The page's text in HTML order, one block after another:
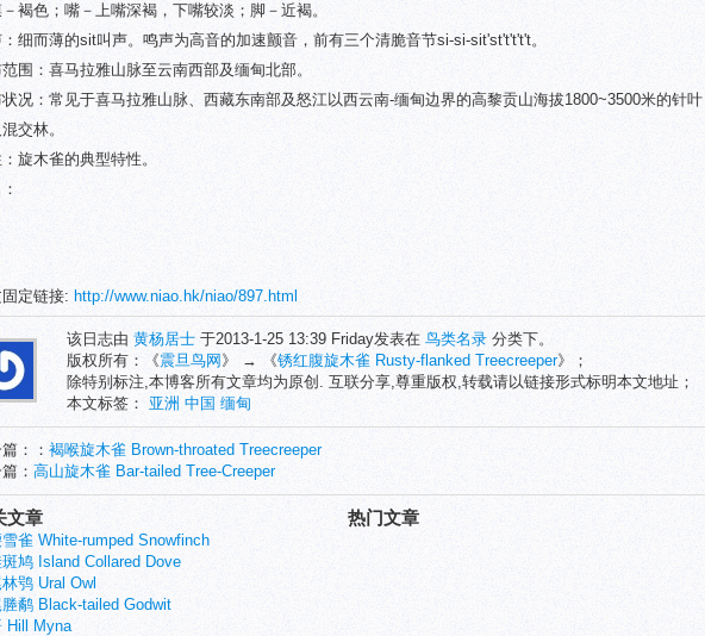
褐色；嘴－上嘴深褐，下嘴较淡；脚－近褐。
：细而薄的sit叫声。鸣声为高音的加速颤音，前有三个清脆音节si-si-sit'st't't't't。
围：喜马拉雅山脉至云南西部及缅甸北部。
况：常见于喜马拉雅山脉、西藏东南部及怒江以西云南-缅甸边界的高黎贡山海拔1800~3500米的针叶
交林。
旋木雀的典型特性。
定链接: http://www.niao.hk/niao/897.html
该日志由 黄杨居士 于2013-1-25 13:39 Friday发表在 鸟类名录 分类下。
版权所有：《震旦鸟网 》 → 《锈红腹旋木雀 Rusty-flanked Treecreeper》；
除特别标注,本博客所有文章均为原创. 互联分享,尊重版权,转载请以链接形式标明本文地址；
本文标签： 亚洲 中国 缅甸
：： 褐喉旋木雀 Brown-throated Treecreeper
： 高山旋木雀 Bar-tailed Tree-Creeper
热门文章
文章
雪雀 White-rumped Snowfinch
斑鸠 Island Collared Dove
鸮 Ural Owl
鹬 Black-tailed Godwit
Hill Myna